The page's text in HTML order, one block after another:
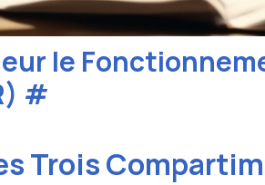
le
#
Trois